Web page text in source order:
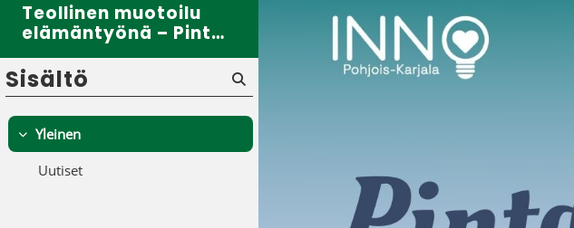
Teollinen muotoilu
elämäntyönä – Pintaa
syvemmälle
podcast-sarja, kausi
2, osa 4
Sisältö
Tiivistä
Yleinen
Uutiset